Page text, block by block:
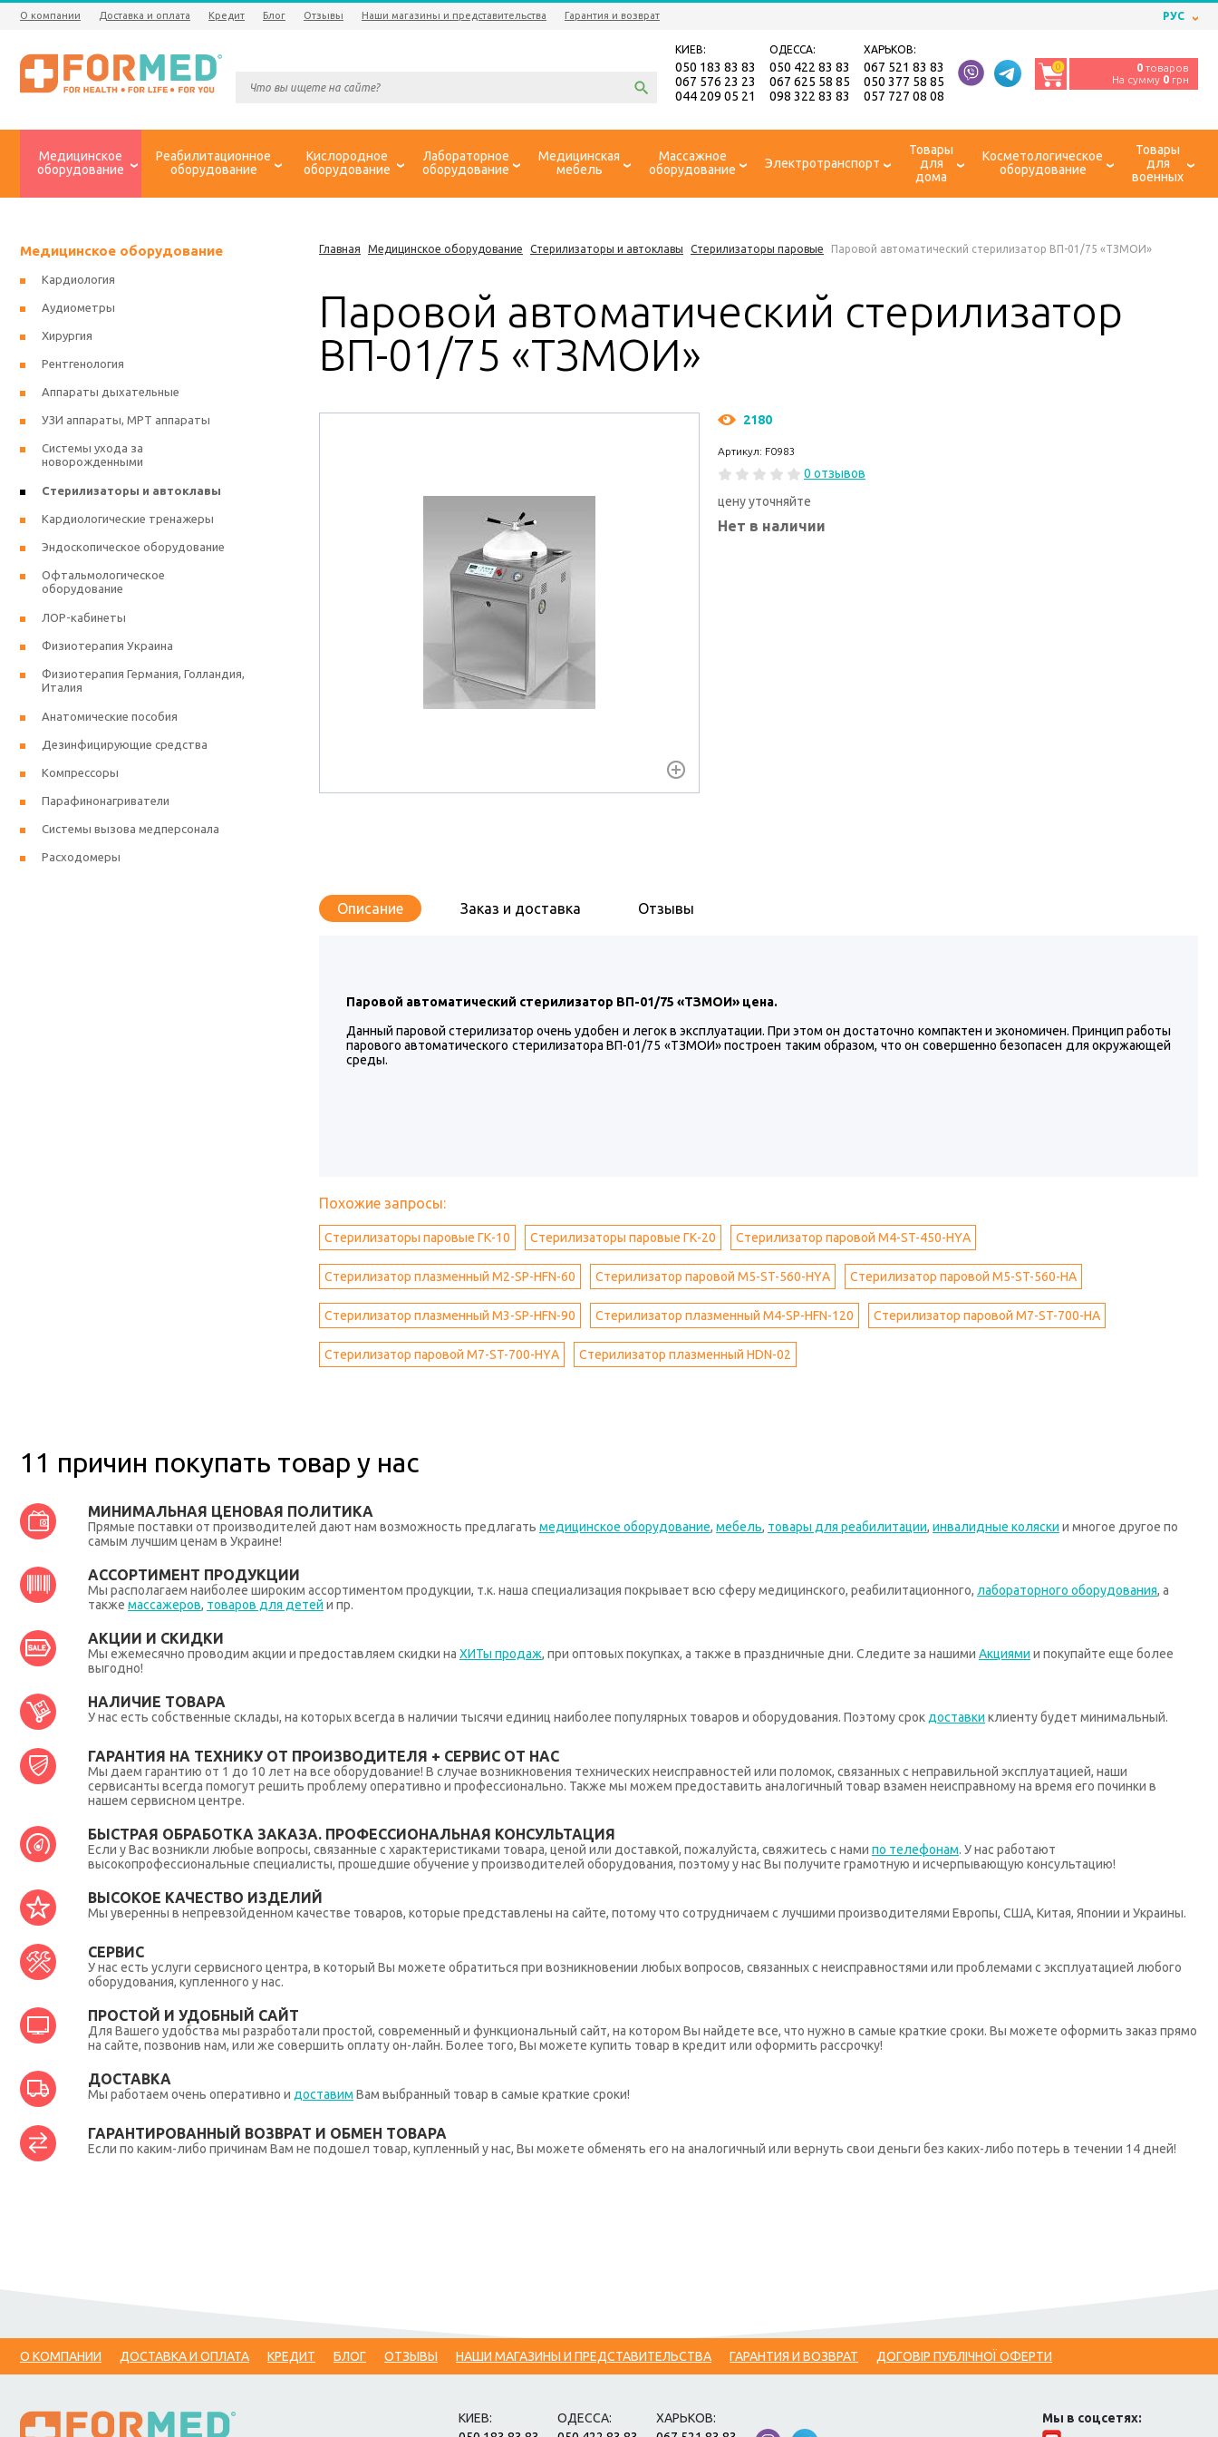
О компании Доставка и оплата Кредит Блог Отзывы Наши магазины и представительства Гарантия и возврат РУС
КИЕВ:
050 183 83 83
067 576 23 23
044 209 05 21
ОДЕССА:
050 422 83 83
067 625 58 85
098 322 83 83
ХАРЬКОВ:
067 521 83 83
050 377 58 85
057 727 08 08
0 0 товаров
На сумму 0 грн
Медицинское
оборудование
Реабилитационное
оборудование
Кислородное
оборудование
Лабораторное
оборудование
Медицинская
мебель
Массажное
оборудование
Электротранспорт
Товары
для
дома
Косметологическое
оборудование
Товары
для
военных
Главная Медицинское оборудование Стерилизаторы и автоклавы Стерилизаторы паровые Паровой автоматический стерилизатор ВП-01/75 «ТЗМОИ»
Паровой автоматический стерилизатор
ВП-01/75 «ТЗМОИ»
2180
Артикул: F0983
0 отзывов
цену уточняйте
Нет в наличии
Описание Заказ и доставка Отзывы
Паровой автоматический стерилизатор ВП-01/75 «ТЗМОИ» цена.
Данный паровой стерилизатор очень удобен и легок в эксплуатации. При этом он достаточно компактен и экономичен. Принцип работы
парового автоматического стерилизатора ВП-01/75 «ТЗМОИ» построен таким образом, что он совершенно безопасен для окружающей
среды.
Похожие запросы:
Стерилизаторы паровые ГК-10 Стерилизаторы паровые ГК-20 Стерилизатор паровой M4-ST-450-HYА
Стерилизатор плазменный M2-SP-HFN-60 Стерилизатор паровой M5-ST-560-НYА Стерилизатор паровой M5-ST-560-НА
Стерилизатор плазменный M3-SP-HFN-90 Стерилизатор плазменный M4-SP-HFN-120 Стерилизатор паровой M7-ST-700-НА
Стерилизатор паровой M7-ST-700-НYА Стерилизатор плазменный HDN-02
Медицинское оборудование
Кардиология
Аудиометры
Хирургия
Рентгенология
Аппараты дыхательные
УЗИ аппараты, МРТ аппараты
Системы ухода за
новорожденными
Стерилизаторы и автоклавы
Кардиологические тренажеры
Эндоскопическое оборудование
Офтальмологическое
оборудование
ЛОР-кабинеты
Физиотерапия Украина
Физиотерапия Германия, Голландия,
Италия
Анатомические пособия
Дезинфицирующие средства
Компрессоры
Парафинонагриватели
Системы вызова медперсонала
Расходомеры
11 причин покупать товар у нас
МИНИМАЛЬНАЯ ЦЕНОВАЯ ПОЛИТИКА
Прямые поставки от производителей дают нам возможность предлагать медицинское оборудование, мебель, товары для реабилитации, инвалидные коляски и многое другое по
самым лучшим ценам в Украине!
АССОРТИМЕНТ ПРОДУКЦИИ
Мы располагаем наиболее широким ассортиментом продукции, т.к. наша специализация покрывает всю сферу медицинского, реабилитационного, лабораторного оборудования, а
также массажеров, товаров для детей и пр.
АКЦИИ И СКИДКИ
Мы ежемесячно проводим акции и предоставляем скидки на ХИТы продаж, при оптовых покупках, а также в праздничные дни. Следите за нашими Акциями и покупайте еще более
выгодно!
НАЛИЧИЕ ТОВАРА
У нас есть собственные склады, на которых всегда в наличии тысячи единиц наиболее популярных товаров и оборудования. Поэтому срок доставки клиенту будет минимальный.
ГАРАНТИЯ НА ТЕХНИКУ ОТ ПРОИЗВОДИТЕЛЯ + СЕРВИС ОТ НАС
Мы даем гарантию от 1 до 10 лет на все оборудование! В случае возникновения технических неисправностей или поломок, связанных с неправильной эксплуатацией, наши
сервисанты всегда помогут решить проблему оперативно и профессионально. Также мы можем предоставить аналогичный товар взамен неисправному на время его починки в
нашем сервисном центре.
БЫСТРАЯ ОБРАБОТКА ЗАКАЗА. ПРОФЕССИОНАЛЬНАЯ КОНСУЛЬТАЦИЯ
Если у Вас возникли любые вопросы, связанные с характеристиками товара, ценой или доставкой, пожалуйста, свяжитесь с нами по телефонам. У нас работают
высокопрофессиональные специалисты, прошедшие обучение у производителей оборудования, поэтому у нас Вы получите грамотную и исчерпывающую консультацию!
ВЫСОКОЕ КАЧЕСТВО ИЗДЕЛИЙ
Мы уверенны в непревзойденном качестве товаров, которые представлены на сайте, потому что сотрудничаем с лучшими производителями Европы, США, Китая, Японии и Украины.
СЕРВИС
У нас есть услуги сервисного центра, в который Вы можете обратиться при возникновении любых вопросов, связанных с неисправностями или проблемами с эксплуатацией любого
оборудования, купленного у нас.
ПРОСТОЙ И УДОБНЫЙ САЙТ
Для Вашего удобства мы разработали простой, современный и функциональный сайт, на котором Вы найдете все, что нужно в самые краткие сроки. Вы можете оформить заказ прямо
на сайте, позвонив нам, или же совершить оплату он-лайн. Более того, Вы можете купить товар в кредит или оформить рассрочку!
ДОСТАВКА
Мы работаем очень оперативно и доставим Вам выбранный товар в самые краткие сроки!
ГАРАНТИРОВАННЫЙ ВОЗВРАТ И ОБМЕН ТОВАРА
Если по каким-либо причинам Вам не подошел товар, купленный у нас, Вы можете обменять его на аналогичный или вернуть свои деньги без каких-либо потерь в течении 14 дней!
О КОМПАНИИ ДОСТАВКА И ОПЛАТА КРЕДИТ БЛОГ ОТЗЫВЫ НАШИ МАГАЗИНЫ И ПРЕДСТАВИТЕЛЬСТВА ГАРАНТИЯ И ВОЗВРАТ ДОГОВІР ПУБЛІЧНОЇ ОФЕРТИ
КИЕВ:
ОДЕССА:
ХАРЬКОВ:
Мы в соцсетях: